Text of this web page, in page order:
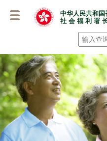
容
中华人民共和
社 会 福 利 署
搜寻 *